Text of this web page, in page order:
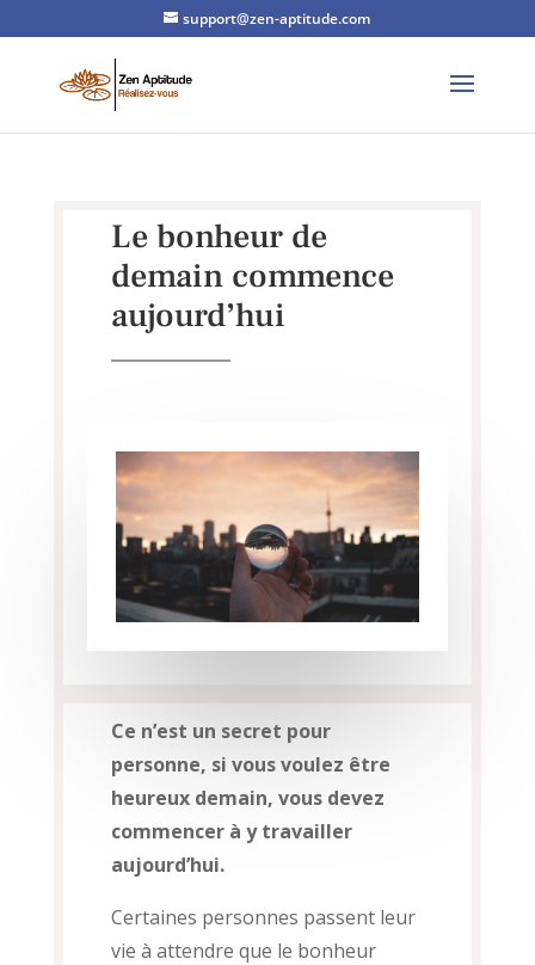
support@zen-aptitude.com
Le bonheur de
demain commence
aujourd’hui
Ce n’est un secret pour
personne, si vous voulez être
heureux demain, vous devez
commencer à y travailler
aujourd’hui.
Certaines personnes passent leur
vie à attendre que le bonheur